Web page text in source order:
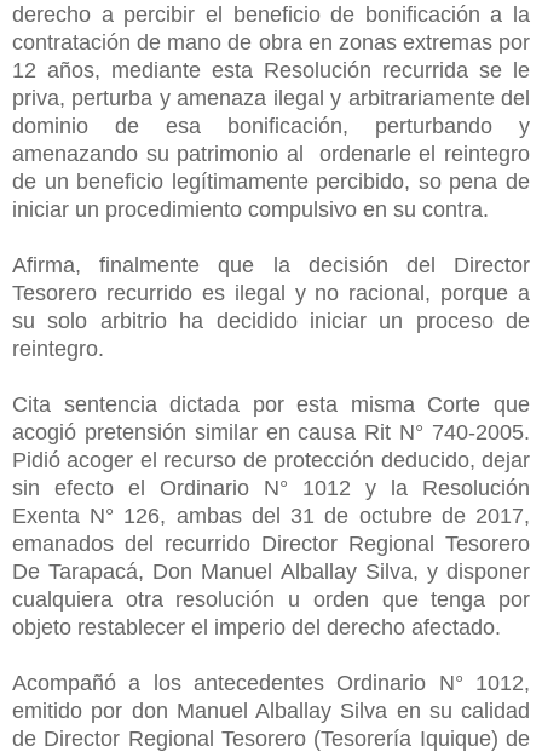
derecho a percibir el beneficio de bonificación a la
contratación de mano de obra en zonas extremas por
12 años, mediante esta Resolución recurrida se le
priva, perturba y amenaza ilegal y arbitrariamente del
dominio de esa bonificación, perturbando y
amenazando su patrimonio al ordenarle el reintegro
de un beneficio legítimamente percibido, so pena de
iniciar un procedimiento compulsivo en su contra.
Afirma, finalmente que la decisión del Director
Tesorero recurrido es ilegal y no racional, porque a
su solo arbitrio ha decidido iniciar un proceso de
reintegro.
Cita sentencia dictada por esta misma Corte que
acogió pretensión similar en causa Rit N° 740-2005.
Pidió acoger el recurso de protección deducido, dejar
sin efecto el Ordinario N° 1012 y la Resolución
Exenta N° 126, ambas del 31 de octubre de 2017,
emanados del recurrido Director Regional Tesorero
De Tarapacá, Don Manuel Alballay Silva, y disponer
cualquiera otra resolución u orden que tenga por
objeto restablecer el imperio del derecho afectado.
Acompañó a los antecedentes Ordinario N° 1012,
emitido por don Manuel Alballay Silva en su calidad
de Director Regional Tesorero (Tesorería Iquique) de